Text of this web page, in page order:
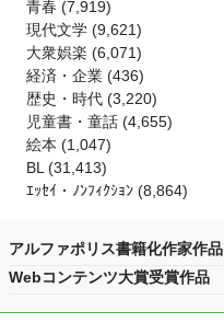
青春 (7,919)
現代文学 (9,621)
大衆娯楽 (6,071)
経済・企業 (436)
歴史・時代 (3,220)
児童書・童話 (4,655)
絵本 (1,047)
BL (31,413)
ｴｯｾｲ・ﾉﾝﾌｨｸｼｮﾝ (8,864)
アルファポリス書籍化作家作品
Webコンテンツ大賞受賞作品